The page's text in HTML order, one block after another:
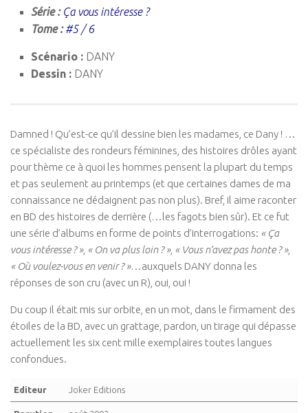
Série : Ça vous intéresse ?
Tome :#5 / 6
Scénario : DANY
Dessin : DANY
Damned ! Qu’est-ce qu’il dessine bien les madames, ce Dany ! …
ce spécialiste des rondeurs féminines, des histoires drôles ayant
pour thème ce à quoi les hommes pensent la plupart du temps
et pas seulement au printemps (et que certaines dames de ma
connaissance ne dédaignent pas non plus). Bref, il aime raconter
en BD des histoires de derrière (…les fagots bien sûr). Et ce fut
une série d’albums en forme de points d’interrogations: « Ça
vous intéresse ? », « On va plus loin ? », « Vous n’avez pas honte ? »,
« Où voulez-vous en venir ? »…auxquels DANY donna les
réponses de son cru (avec un R), oui, oui !
Du coup il était mis sur orbite, en un mot, dans le firmament des
étoiles de la BD, avec un grattage, pardon, un tirage qui dépasse
actuellement les six cent mille exemplaires toutes langues
confondues.
Editeur Joker Editions